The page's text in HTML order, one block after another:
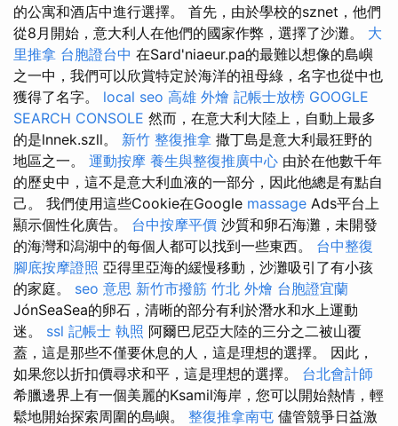
的公寓和酒店中進行選擇。 首先，由於學校的sznet，他們
從8月開始，意大利人在他們的國家作弊，選擇了沙灘。 大
里推拿 台胞證台中 在Sard'niaeur.pa的最難以想像的島嶼
之一中，我們可以欣賞特定於海洋的祖母綠，名字也從中也
獲得了名字。 local seo 高雄 外燴 記帳士放榜 GOOGLE
SEARCH CONSOLE 然而，在意大利大陸上，自動上最多
的是lnnek.szll。 新竹 整復推拿 撒丁島是意大利最狂野的
地區之一。 運動按摩 養生與整復推廣中心 由於在他數千年
的歷史中，這不是意大利血液的一部分，因此他總是有點自
己。 我們使用這些Cookie在Google massage Ads平台上
顯示個性化廣告。 台中按摩平價 沙質和卵石海灘，未開發
的海灣和潟湖中的每個人都可以找到一些東西。 台中整復
腳底按摩證照 亞得里亞海的緩慢移動，沙灘吸引了有小孩
的家庭。 seo 意思 新竹市撥筋 竹北 外燴 台胞證宜蘭
JónSeaSea的卵石，清晰的部分有利於潛水和水上運動
迷。 ssl 記帳士 執照 阿爾巴尼亞大陸的三分之二被山覆
蓋，這是那些不僅要休息的人，這是理想的選擇。 因此，
如果您以折扣價尋求和平，這是理想的選擇。 台北會計師
希臘邊界上有一個美麗的Ksamil海岸，您可以開始熱情，輕
鬆地開始探索周圍的島嶼。 整復推拿南屯 儘管競爭日益激